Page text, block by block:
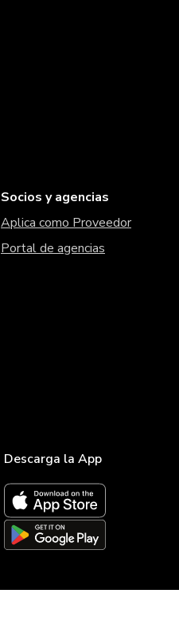
Socios y agencias
Aplica como Proveedor
Portal de agencias
Descarga la App